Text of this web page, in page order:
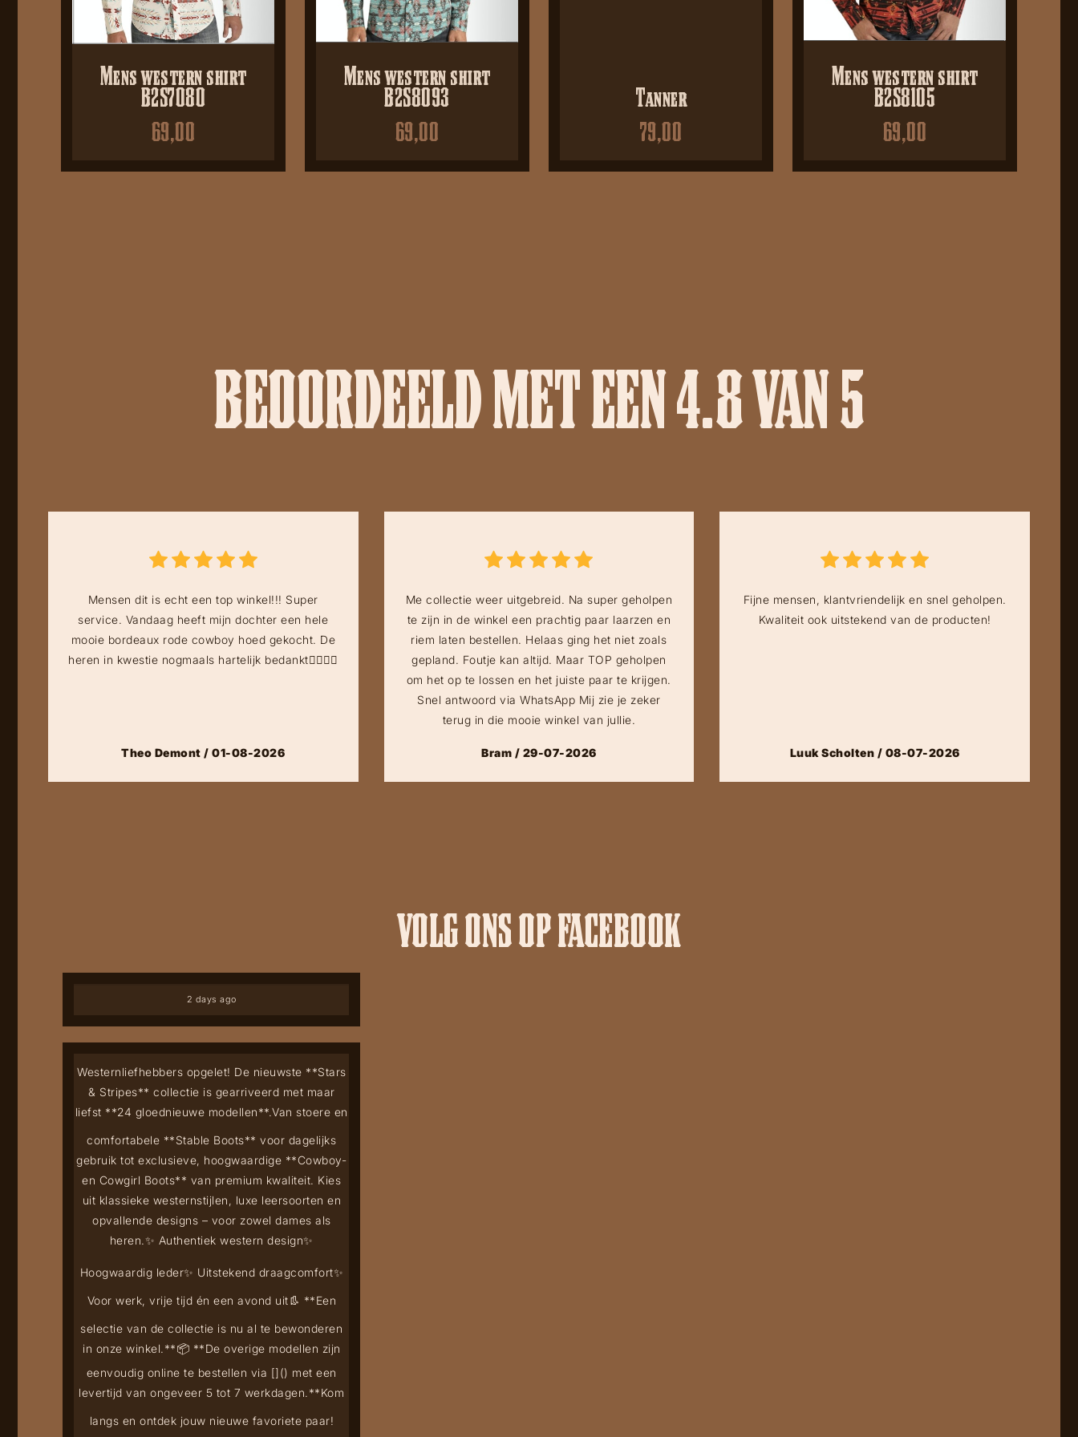
Mens western shirt
B2S7080
69,00
Mens western shirt
B2S8093
69,00
Tanner
79,00
Mens western shirt
B2S8105
69,00
BEOORDEELD MET EEN 4.8 VAN 5
Mensen dit is echt een top winkel!!! Super
service. Vandaag heeft mijn dochter een hele
mooie bordeaux rode cowboy hoed gekocht. De
heren in kwestie nogmaals hartelijk bedankt👍🏻👍🏻
Theo Demont / 01-08-2026
Me collectie weer uitgebreid. Na super geholpen
te zijn in de winkel een prachtig paar laarzen en
riem laten bestellen. Helaas ging het niet zoals
gepland. Foutje kan altijd. Maar TOP geholpen
om het op te lossen en het juiste paar te krijgen.
Snel antwoord via WhatsApp Mij zie je zeker
terug in die mooie winkel van jullie.
Bram / 29-07-2026
Fijne mensen, klantvriendelijk en snel geholpen.
Kwaliteit ook uitstekend van de producten!
Luuk Scholten / 08-07-2026
VOLG ONS OP FACEBOOK
2 days ago
Westernliefhebbers opgelet! De nieuwste **Stars
& Stripes** collectie is gearriveerd met maar
liefst **24 gloednieuwe modellen**.Van stoere en
comfortabele **Stable Boots** voor dagelijks
gebruik tot exclusieve, hoogwaardige **Cowboy-
en Cowgirl Boots** van premium kwaliteit. Kies
uit klassieke westernstijlen, luxe leersoorten en
opvallende designs – voor zowel dames als
heren.✨ Authentiek western design✨
Hoogwaardig leder✨ Uitstekend draagcomfort✨
Voor werk, vrije tijd én een avond uit👢 **Een
selectie van de collectie is nu al te bewonderen
in onze winkel.**📦 **De overige modellen zijn
eenvoudig online te bestellen via []() met een
levertijd van ongeveer 5 tot 7 werkdagen.**Kom
langs en ontdek jouw nieuwe favoriete paar!